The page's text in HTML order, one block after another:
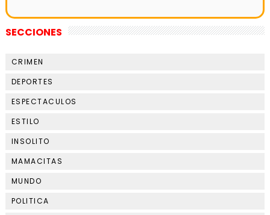
SECCIONES
CRIMEN
DEPORTES
ESPECTACULOS
ESTILO
INSOLITO
MAMACITAS
MUNDO
POLITICA